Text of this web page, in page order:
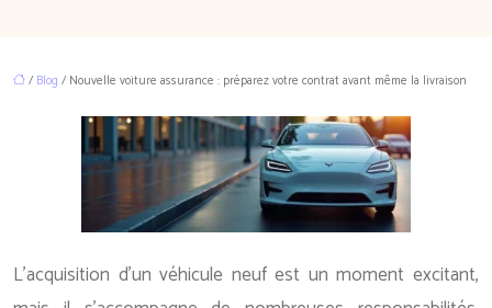
/ Blog / Nouvelle voiture assurance : préparez votre contrat avant même la livraison
L’acquisition d’un véhicule neuf est un moment excitant,